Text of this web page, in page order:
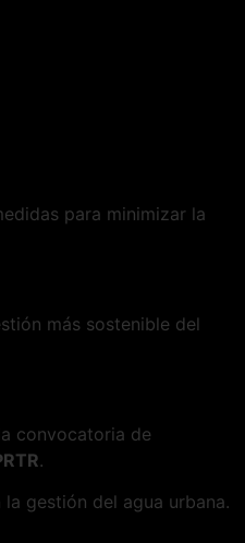
para minimizar la
más sostenible del
convocatoria de
.
gestión del agua urbana.